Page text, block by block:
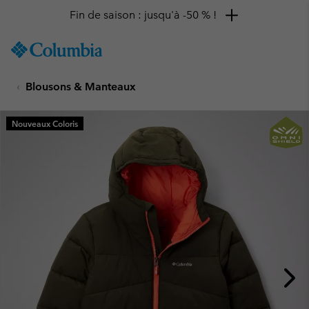
TO
SKIP
MAIN
NAV
Fin de saison : jusqu'à -50 % !
Blousons & Manteaux
Nouveaux Coloris